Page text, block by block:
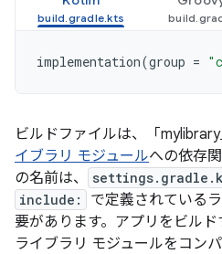
implementation(group =
ビルドファイルは、「
イブラリ モジュールへの依存
の名前は、
include:
で定義されている
要があります。アプリをビル
ライブラリ モジュールをコン